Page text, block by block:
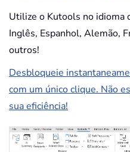
Utilize o Kutools no
Inglês, Espanhol, Alemão,
outros!
Desbloqueie
com um único clique. Não
sua eficiência!